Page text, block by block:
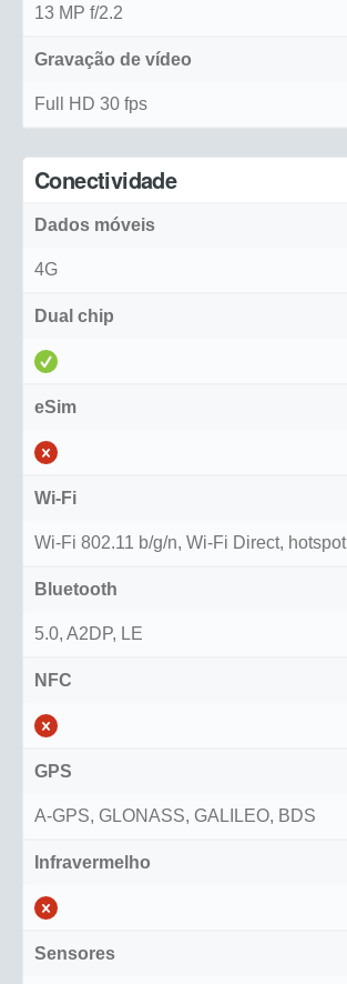
13 MP f/2.2
Gravação de vídeo
Full HD 30 fps
Conectividade
Dados móveis
4G
Dual chip
eSim
Wi-Fi
Wi-Fi 802.11 b/g/n, Wi-Fi Direct, hotspot
Bluetooth
5.0, A2DP, LE
NFC
GPS
A-GPS, GLONASS, GALILEO, BDS
Infravermelho
Sensores